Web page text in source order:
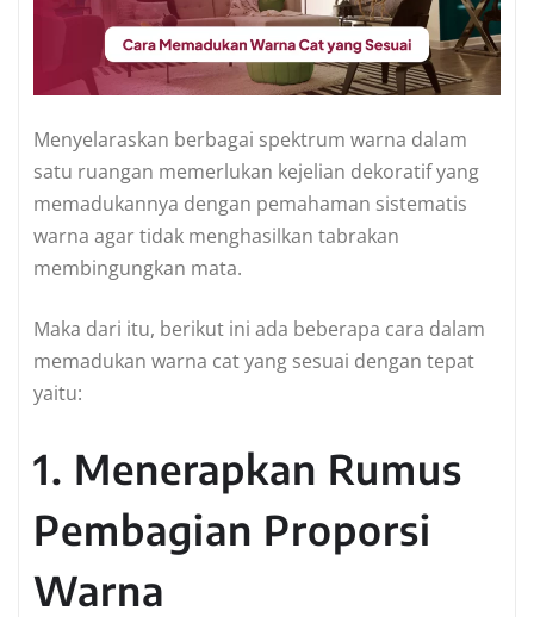
Menyelaraskan berbagai spektrum warna dalam
satu ruangan memerlukan kejelian dekoratif yang
memadukannya dengan pemahaman sistematis
warna agar tidak menghasilkan tabrakan
membingungkan mata.
Maka dari itu, berikut ini ada beberapa cara dalam
memadukan warna cat yang sesuai dengan tepat
yaitu:
1. Menerapkan Rumus
Pembagian Proporsi
Warna